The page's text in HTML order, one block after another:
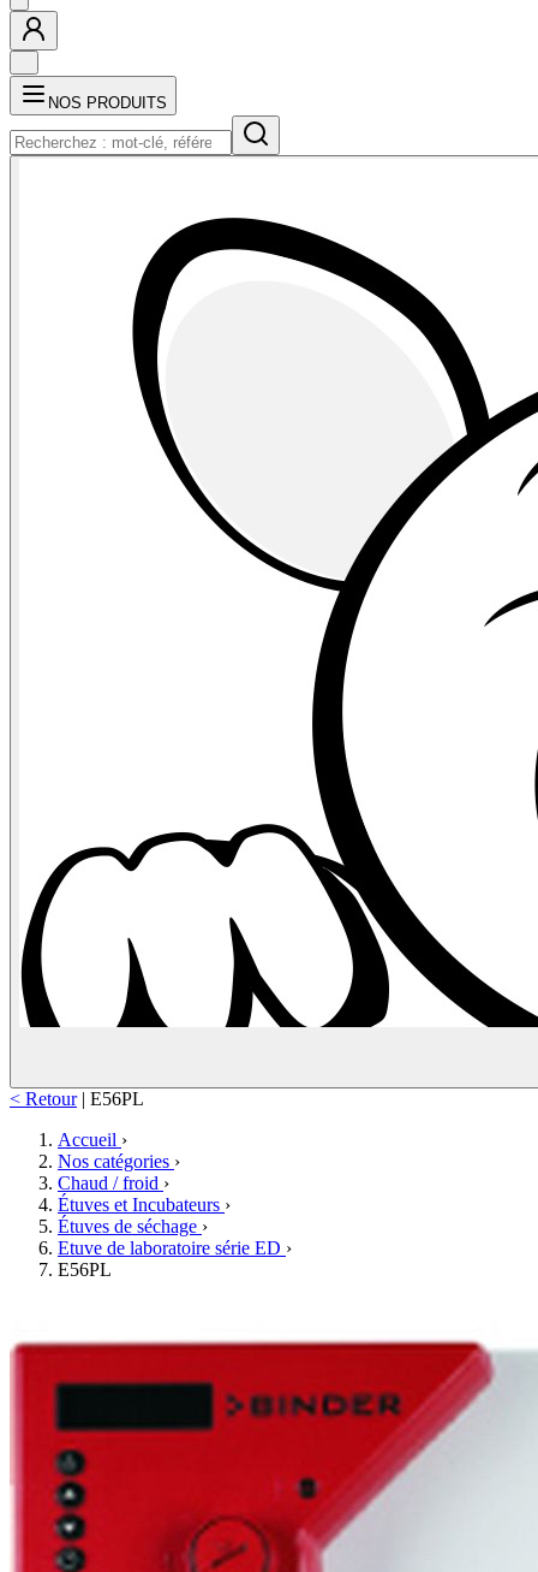
NOS PRODUITS
< Retour | E56PL
Accueil ›
Nos catégories ›
Chaud / froid ›
Étuves et Incubateurs ›
Étuves de séchage ›
Etuve de laboratoire série ED ›
E56PL